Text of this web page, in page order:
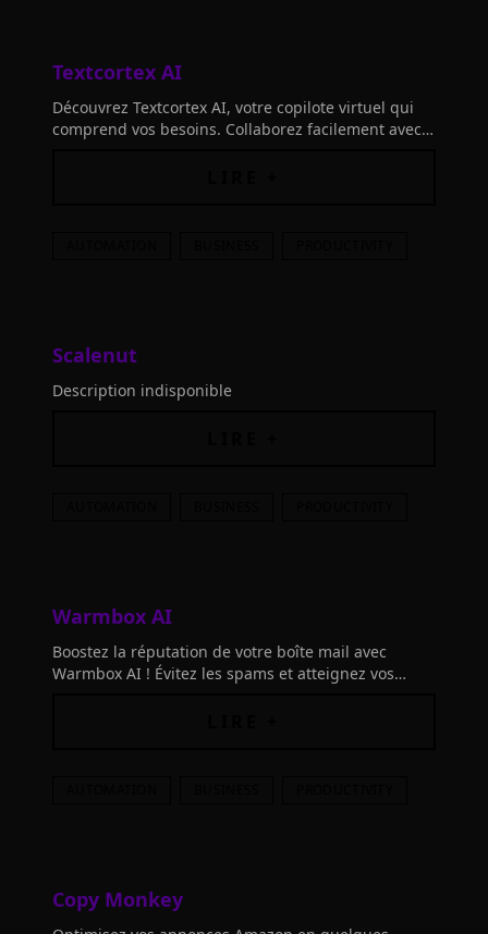
Textcortex AI
Découvrez Textcortex AI, votre copilote virtuel qui
comprend vos besoins. Collaborez facilement avec
Scalenut
Description indisponible
Warmbox AI
Boostez la réputation de votre boîte mail avec
Warmbox AI ! Évitez les spams et atteignez vos
Copy Monkey